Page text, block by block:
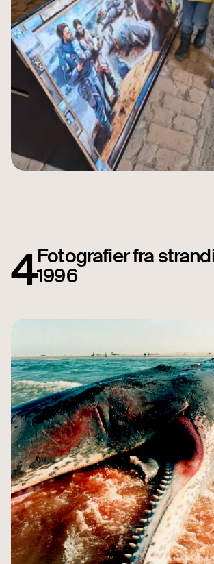
Fotografier fra
1996
4